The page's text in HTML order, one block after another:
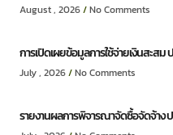
August , 2026 No Comments
การเปิดเผยข้อมูลการใช้จ่ายเงินสะส
July , 2026 No Comments
รายงานผลการพิจารณาจัดซื้อจัดจ้าง